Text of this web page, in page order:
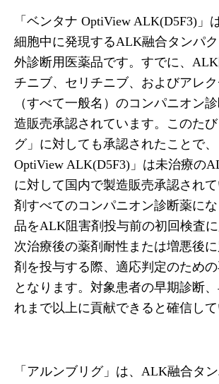
「ベンタナ OptiView ALK(D5F3)」
細胞中に発現するALK融合タンパ
外診断用医薬品です。すでに、
チニブ、セリチニブ、およびアレ
（すべて一般名）のコンパニオン
造販売承認されています。このた
グ」に対しても承認されたことで
OptiView ALK(D5F3)」は未治療の
に対して国内で製造販売承認され
剤すべてのコンパニオン診断薬に
品をALK阻害剤投与前の初回検査
次治療後の薬剤耐性または増悪後
剤を投与する際、適応判定のため
となります。対象患者の早期診断
れまで以上に貢献できると確信して
「アルンブリグ」は、ALK融合タ